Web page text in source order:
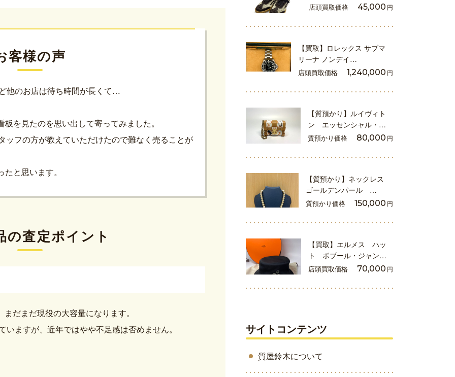
客様の声
他のお店は待ち時間が長くて…
を見たのを思い出して寄ってみました。
ッフの方が教えていただけたので難なく売ることが
と思います。
の査定ポイント
だまだ現役の大容量になります。
ますが、近年ではやや不足感は否めません。
店頭買取価格 45,000 円
【買取】ロレックス サブマ
リーナ ノンデイ…
店頭買取価格 1,240,000 円
【質預かり】ルイヴィト
ン エッセンシャル・…
質預かり価格 80,000 円
【質預かり】ネックレス
ゴールデンパール …
質預かり価格 150,000 円
【買取】エルメス ハッ
ト ボブール・ジャン…
店頭買取価格 70,000 円
サイトコンテンツ
質屋鈴木について